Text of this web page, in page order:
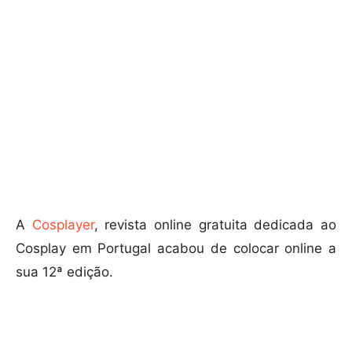
A Cosplayer, revista online gratuita dedicada ao
Cosplay em Portugal acabou de colocar online a
sua 12ª edição.